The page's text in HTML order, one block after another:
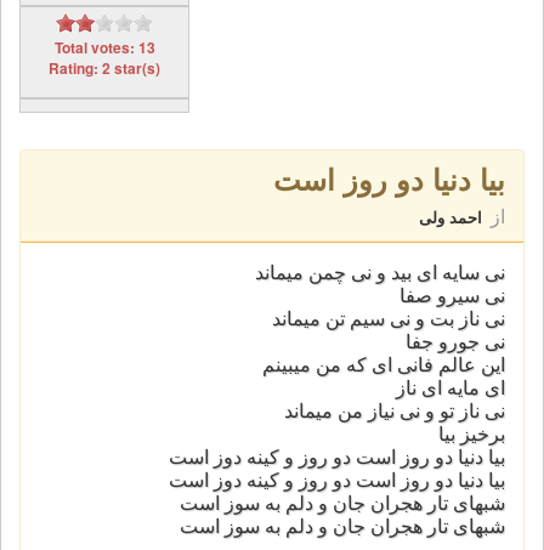
Total votes: 13
Rating: 2 star(s)
بیا دنیا دو روز است
از احمد ولی
نی سایه ای بید و نی چمن میماند
نی سیرو صفا
نی ناز بت و نی سیم تن میماند
نی جورو جفا
این عالم فانی ای که من میبینم
ای مایه ای ناز
نی ناز تو و نی نیاز من میماند
برخیز بیا
بیا دنیا دو روز است دو روز و کینه دوز است
بیا دنیا دو روز است دو روز و کینه دوز است
شبهای تار هجران جان و دلم به سوز است
شبهای تار هجران جان و دلم به سوز است